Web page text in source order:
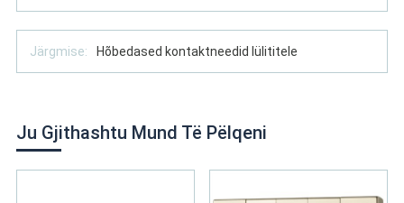
Järgmise: Hõbedased kontaktneedid lülititele
Ju Gjithashtu Mund Të Pëlqeni